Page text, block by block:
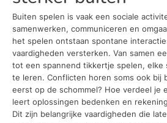
Buiten spelen is vaak een sociale
samenwerken, communiceren en
het spelen ontstaan spontane
vaardigheden versterken. Van samen
tot een spannend tikkertje spelen, elke
te leren. Conflicten horen soms ook bij
eerst op de schommel? Hoe verdeel je
leert oplossingen bedenken en
Dit zijn belangrijke vaardigheden die